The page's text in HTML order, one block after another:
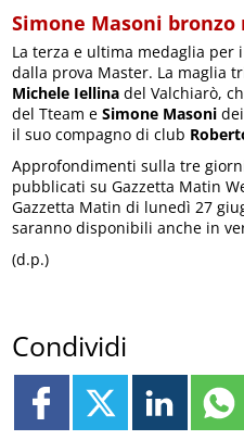
Simone Masoni
La terza e ultima medaglia per
dalla prova Master. La maglia
Michele Iellina del Valchiarò,
del Tteam eSimone Masoni
il suo compagno di club
Approfondimenti sulla tre
pubblicati su Gazzetta Matin
Gazzetta Matin di lunedì 27
saranno disponibili anche in
(d.p.)
Condividi